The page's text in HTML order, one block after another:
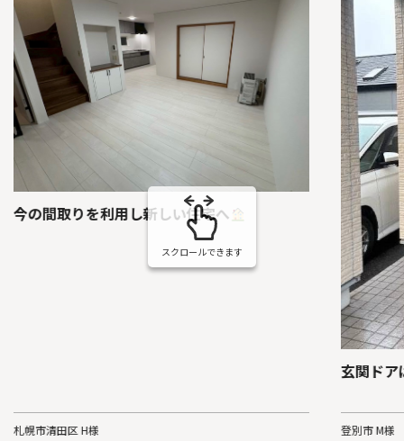
今の間取りを利用し新しい住宅へ
札幌市清田区 H様
玄関ドア
登別市 M様
スクロールできます